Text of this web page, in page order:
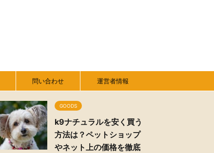
問い合わせ 運営者情報
GOODS
k9ナチュラルを安く買う
方法は？ペットショップ
やネット上の価格を徹底